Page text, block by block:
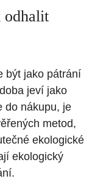
odhalit
být jako pátrání
jeví jako
do nákupu, je
metod,
ekologické
ekologický